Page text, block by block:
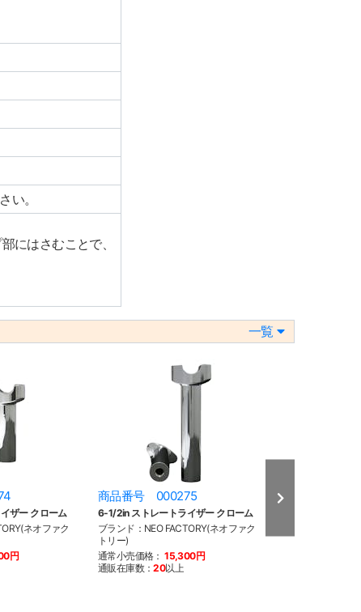
い。
にはさむことで、
一覧
ザー クローム
ネオファク
円
商品番号 000275
6-1/2in ストレートライザー クローム
ブランド：NEO FACTORY(ネオファク
トリー)
通常小売価格： 15,300円
通販在庫数：20以上
トリー)